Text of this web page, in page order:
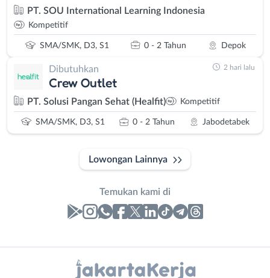
PT. SOU International Learning Indonesia
Kompetitif
SMA/SMK, D3, S1 0 - 2 Tahun Depok
Dibutuhkan
Crew Outlet
PT. Solusi Pangan Sehat (Healfit) Kompetitif
SMA/SMK, D3, S1 0 - 2 Tahun Jabodetabek
2 hari lalu
Lowongan Lainnya
Temukan kami di